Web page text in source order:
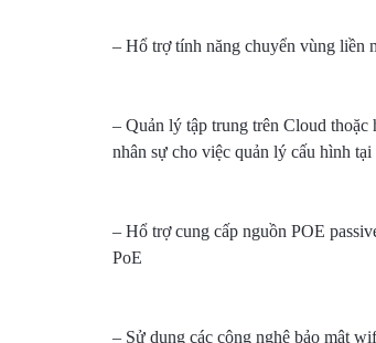
– Hổ trợ tính năng chuyển vùng liền
– Quản lý tập trung trên Cloud
nhân sự cho việc quản lý cấu hình
– Hổ trợ cung cấp nguồn POE
PoE
– Sử dụng các công nghệ bảo mật